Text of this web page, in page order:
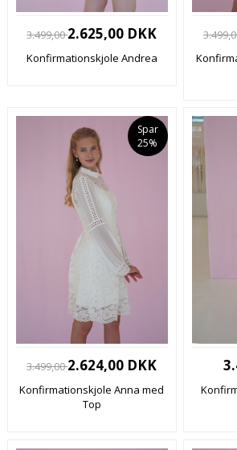
3.499,002.625,00 DKK
Konfirmationskjole Andrea
Spar
25%
3.499,002.624,00 DKK
Konfirmationskjole Anna med
Top